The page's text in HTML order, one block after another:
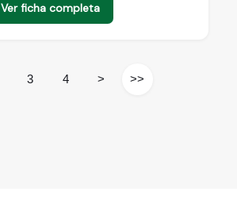
Ver ficha completa
3 4 > >>